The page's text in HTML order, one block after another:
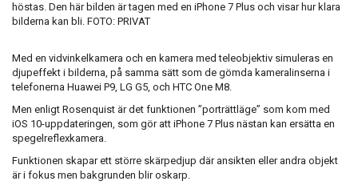
höstas. Den här bilden är tagen med en iPhone 7 Plus och visar hur klara
bilderna kan bli. FOTO: PRIVAT
Med en vidvinkelkamera och en kamera med teleobjektiv simuleras en
djupeffekt i bilderna, på samma sätt som de gömda kameralinserna i
telefonerna Huawei P9, LG G5, och HTC One M8.
Men enligt Rosenquist är det funktionen ”porträttläge” som kom med
iOS 10-uppdateringen, som gör att iPhone 7 Plus nästan kan ersätta en
spegelreflexkamera.
Funktionen skapar ett större skärpedjup där ansikten eller andra objekt
är i fokus men bakgrunden blir oskarp.